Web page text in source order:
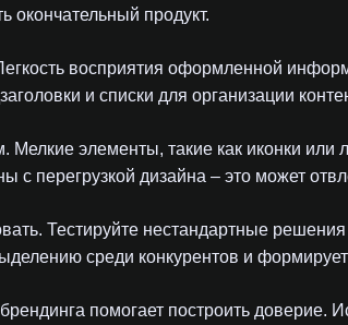
окончательный продукт.
восприятия оформленной
и списки для организации
элементы, такие как иконки или
с перегрузкой дизайна – это может
Тестируйте нестандартные
среди конкурентов и
помогает построить доверие.